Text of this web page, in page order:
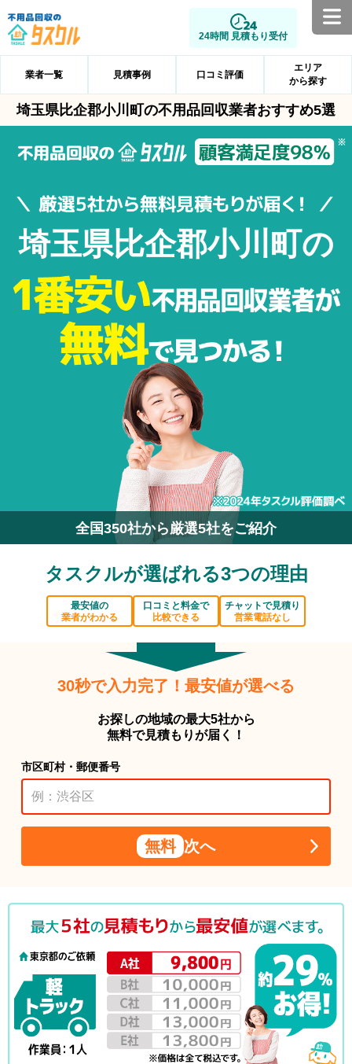
24時間 見積もり受付
業者一覧 見積事例 口コミ評価
エリア
から探す
埼玉県比企郡小川町の不用品回収業者おすすめ5選
埼玉県比企郡小川町の
全国350社から厳選5社をご紹介
タスクルが選ばれる3つの理由
最安値の
業者がわかる
口コミと料金で
比較できる
チャットで見積り
営業電話なし
30秒で入力完了！最安値が選べる
お探しの地域の最大5社から
無料で見積もりが届く！
市区町村・郵便番号
無料 次へ